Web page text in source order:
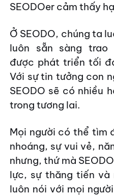
SEODOer cảm thấy
Ở SEODO, chúng ta
luôn sẵn sàng trao
được phát triển tối
Với sự tin tưởng con
SEODO sẽ có nhiều
trong tương lai.
Mọi người có thể tìm
nhoáng, sự vui vẻ,
nhưng, thứ mà
lực, sự thăng tiến và
luôn nói với mọi